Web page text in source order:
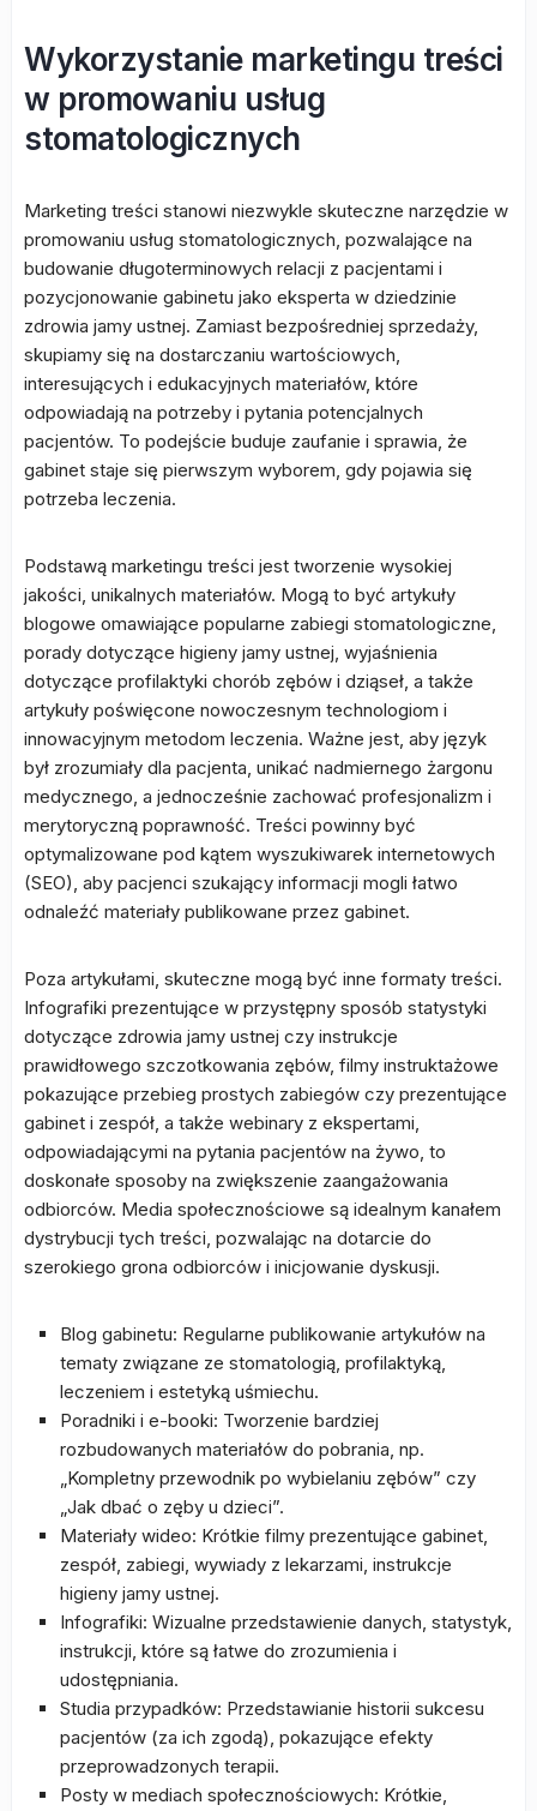
Wykorzystanie marketingu treści
w promowaniu usług
stomatologicznych
Marketing treści stanowi niezwykle skuteczne narzędzie w
promowaniu usług stomatologicznych, pozwalające na
budowanie długoterminowych relacji z pacjentami i
pozycjonowanie gabinetu jako eksperta w dziedzinie
zdrowia jamy ustnej. Zamiast bezpośredniej sprzedaży,
skupiamy się na dostarczaniu wartościowych,
interesujących i edukacyjnych materiałów, które
odpowiadają na potrzeby i pytania potencjalnych
pacjentów. To podejście buduje zaufanie i sprawia, że
gabinet staje się pierwszym wyborem, gdy pojawia się
potrzeba leczenia.
Podstawą marketingu treści jest tworzenie wysokiej
jakości, unikalnych materiałów. Mogą to być artykuły
blogowe omawiające popularne zabiegi stomatologiczne,
porady dotyczące higieny jamy ustnej, wyjaśnienia
dotyczące profilaktyki chorób zębów i dziąseł, a także
artykuły poświęcone nowoczesnym technologiom i
innowacyjnym metodom leczenia. Ważne jest, aby język
był zrozumiały dla pacjenta, unikać nadmiernego żargonu
medycznego, a jednocześnie zachować profesjonalizm i
merytoryczną poprawność. Treści powinny być
optymalizowane pod kątem wyszukiwarek internetowych
(SEO), aby pacjenci szukający informacji mogli łatwo
odnaleźć materiały publikowane przez gabinet.
Poza artykułami, skuteczne mogą być inne formaty treści.
Infografiki prezentujące w przystępny sposób statystyki
dotyczące zdrowia jamy ustnej czy instrukcje
prawidłowego szczotkowania zębów, filmy instruktażowe
pokazujące przebieg prostych zabiegów czy prezentujące
gabinet i zespół, a także webinary z ekspertami,
odpowiadającymi na pytania pacjentów na żywo, to
doskonałe sposoby na zwiększenie zaangażowania
odbiorców. Media społecznościowe są idealnym kanałem
dystrybucji tych treści, pozwalając na dotarcie do
szerokiego grona odbiorców i inicjowanie dyskusji.
Blog gabinetu: Regularne publikowanie artykułów na
tematy związane ze stomatologią, profilaktyką,
leczeniem i estetyką uśmiechu.
Poradniki i e-booki: Tworzenie bardziej
rozbudowanych materiałów do pobrania, np.
„Kompletny przewodnik po wybielaniu zębów” czy
„Jak dbać o zęby u dzieci”.
Materiały wideo: Krótkie filmy prezentujące gabinet,
zespół, zabiegi, wywiady z lekarzami, instrukcje
higieny jamy ustnej.
Infografiki: Wizualne przedstawienie danych, statystyk,
instrukcji, które są łatwe do zrozumienia i
udostępniania.
Studia przypadków: Przedstawianie historii sukcesu
pacjentów (za ich zgodą), pokazujące efekty
przeprowadzonych terapii.
Posty w mediach społecznościowych: Krótkie,